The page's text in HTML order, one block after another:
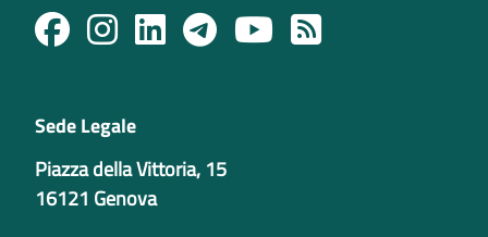
Sede Legale
Piazza della Vittoria, 15
16121 Genova